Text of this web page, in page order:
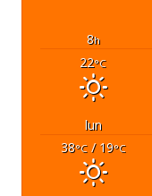
8h
22°C
lun
38°C/ 19°C